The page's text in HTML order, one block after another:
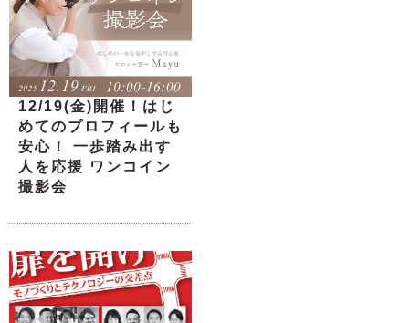
12/19(金)開催！はじ
めてのプロフィールも
安心！ 一歩踏み出す
人を応援 ワンコイン
撮影会